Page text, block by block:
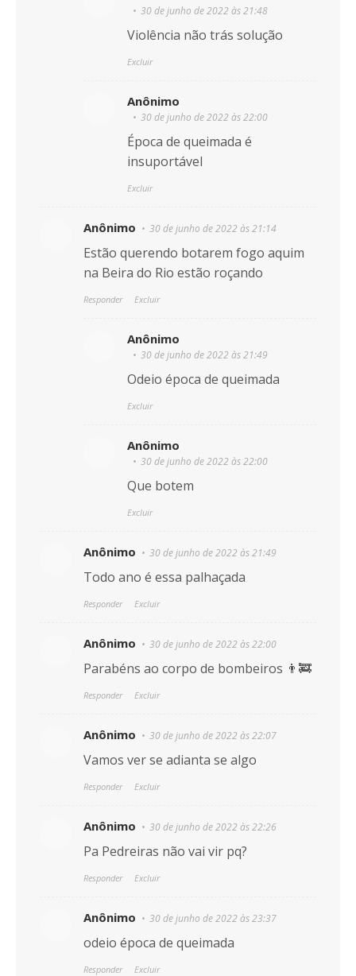
30 de junho de 2022 às 21:48
Violência não trás solução
Excluir
Anônimo
30 de junho de 2022 às 22:00
Época de queimada é
insuportável
Excluir
Anônimo 30 de junho de 2022 às 21:14
Estão querendo botarem fogo aquim
na Beira do Rio estão roçando
Responder Excluir
Anônimo
30 de junho de 2022 às 21:49
Odeio época de queimada
Excluir
Anônimo
30 de junho de 2022 às 22:00
Que botem
Excluir
Anônimo 30 de junho de 2022 às 21:49
Todo ano é essa palhaçada
Responder Excluir
Anônimo 30 de junho de 2022 às 22:00
Parabéns ao corpo de bombeiros 👨‍🚒
Responder Excluir
Anônimo 30 de junho de 2022 às 22:07
Vamos ver se adianta se algo
Responder Excluir
Anônimo 30 de junho de 2022 às 22:26
Pa Pedreiras não vai vir pq?
Responder Excluir
Anônimo 30 de junho de 2022 às 23:37
odeio época de queimada
Responder Excluir